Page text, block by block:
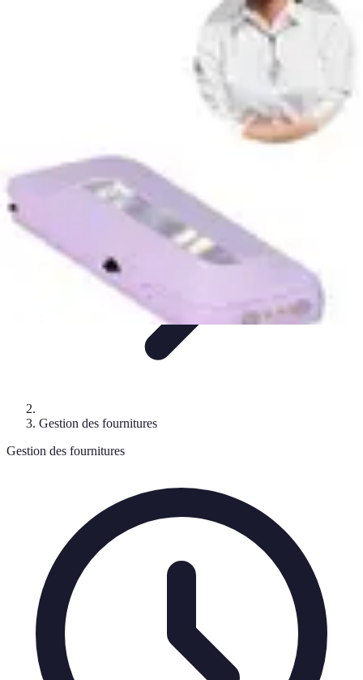
Gestion des fournituresFournitures
Gestion des fournitures
Gestion des fournitures